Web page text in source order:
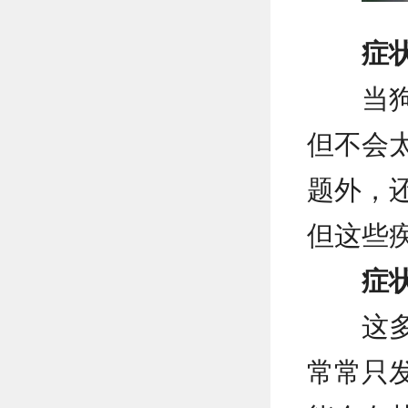
症
当
但不会
题外，
但这些
症
这
常常只